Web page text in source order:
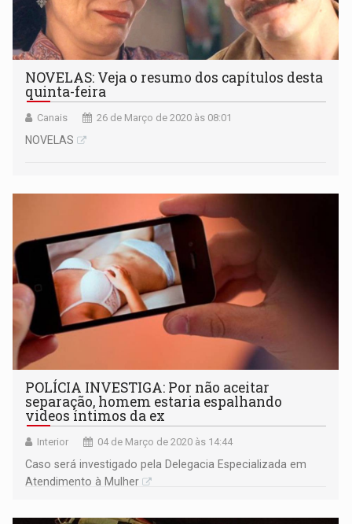
NOVELAS: Veja o resumo dos capítulos desta
quinta-feira
Canais 26 de Março de 2020 às 08:01
NOVELAS
POLÍCIA INVESTIGA: Por não aceitar
separação, homem estaria espalhando
videos íntimos da ex
Interior 04 de Março de 2020 às 14:44
Caso será investigado pela Delegacia Especializada em
Atendimento à Mulher